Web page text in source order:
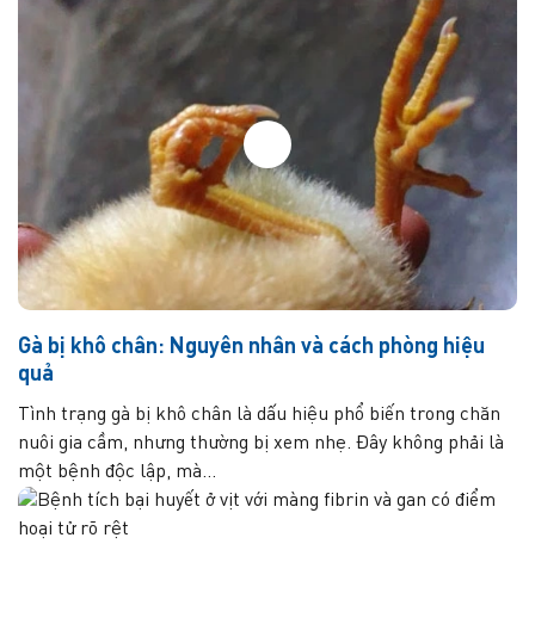
Gà bị khô chân: Nguyên nhân và cách phòng hiệu
quả
Tình trạng gà bị khô chân là dấu hiệu phổ biến trong chăn
nuôi gia cầm, nhưng thường bị xem nhẹ. Đây không phải là
một bệnh độc lập, mà...